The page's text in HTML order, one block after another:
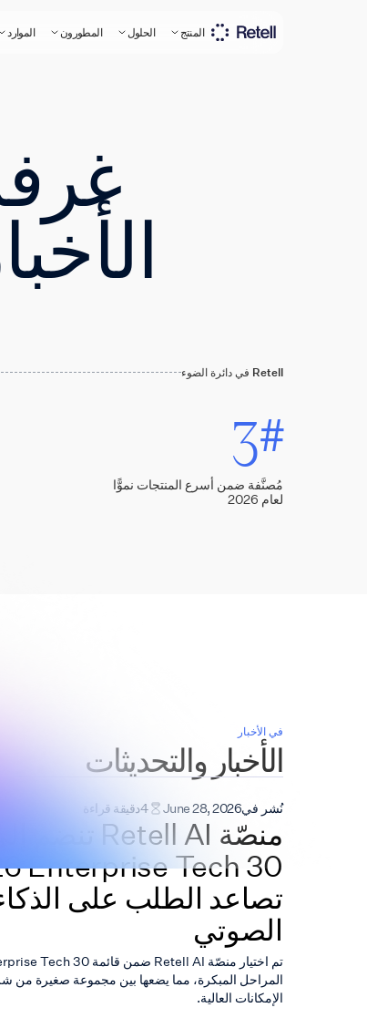
المنتج الحلول المطورون الموارد
Retell في دائرة الضوء
#
3
مُصنَّفة ضمن أسرع المنتجات نموًّا
لعام 2026
في الأخبار
الأخبار والتحديثات
نُشر فيJune 28, 2026
4دقيقة قراءة
تصاعد الطلب على
الصوتي
المراحل المبكرة، مما يضعها بين مجموعة صغيرة من
الإمكانات العالية.